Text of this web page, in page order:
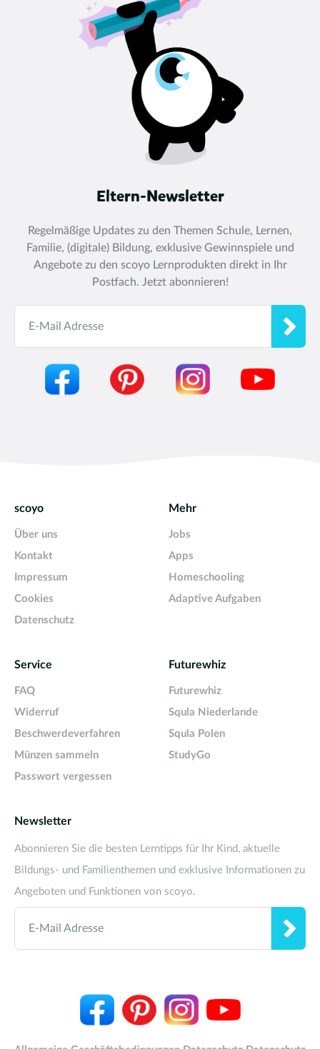
Eltern-Newsletter
Regelmäßige Updates zu den Themen Schule, Lernen,
Familie, (digitale) Bildung, exklusive Gewinnspiele und
Angebote zu den scoyo Lernprodukten direkt in Ihr
Postfach. Jetzt abonnieren!
E-Mail Adresse
scoyo
Über uns
Kontakt
Impressum
Cookies
Datenschutz
Mehr
Jobs
Apps
Homeschooling
Adaptive Aufgaben
Service
FAQ
Widerruf
Beschwerdeverfahren
Münzen sammeln
Passwort vergessen
Futurewhiz
Futurewhiz
Squla Niederlande
Squla Polen
StudyGo
Newsletter
Abonnieren Sie die besten Lerntipps für Ihr Kind, aktuelle
Bildungs- und Familienthemen und exklusive Informationen zu
Angeboten und Funktionen von scoyo.
E-Mail Adresse